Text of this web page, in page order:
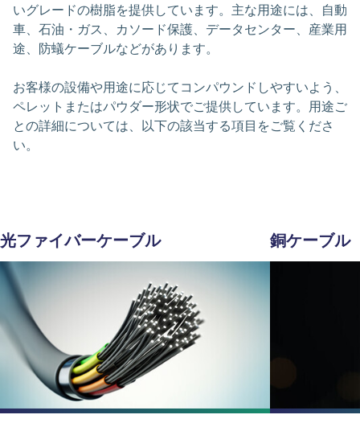
いグレードの樹脂を提供しています。主な用途には、自動
車、石油・ガス、カソード保護、データセンター、産業用
途、防蟻ケーブルなどがあります。
お客様の設備や用途に応じてコンパウンドしやすいよう、
ペレットまたはパウダー形状でご提供しています。用途ご
との詳細については、以下の該当する項目をご覧くださ
い。
光ファイバーケーブル 銅ケーブル